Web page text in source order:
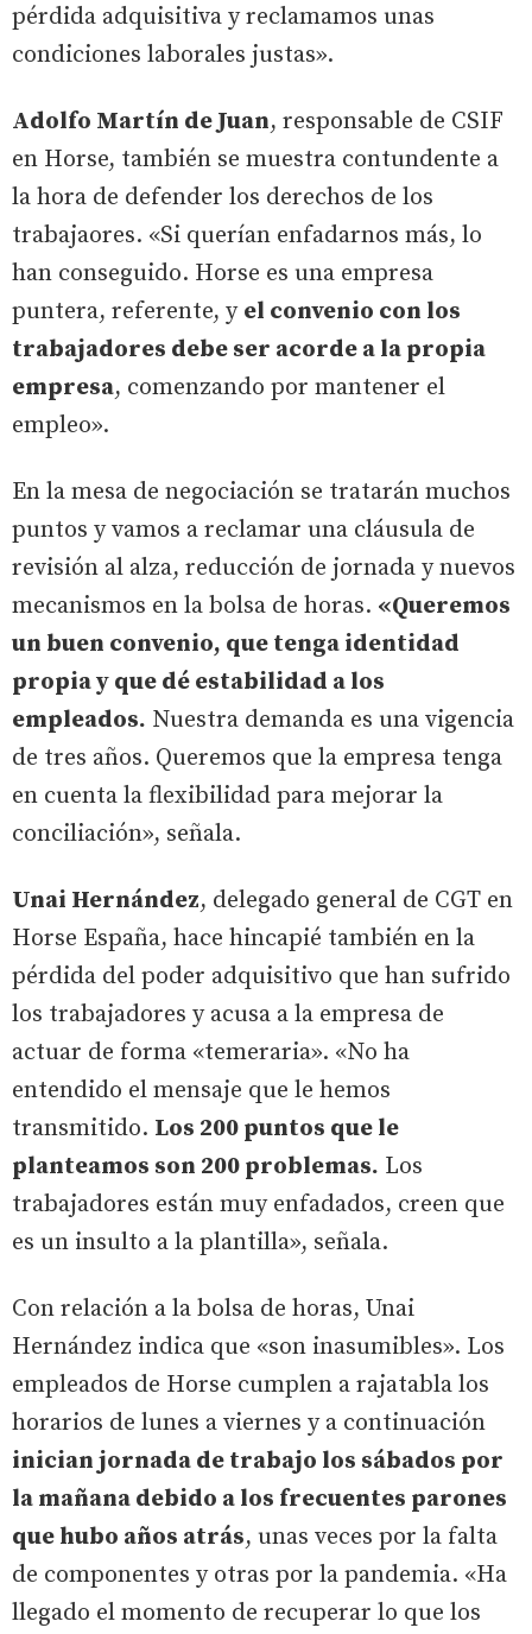
pérdida adquisitiva y reclamamos unas
condiciones laborales justas».
Adolfo Martín de Juan, responsable de CSIF
en Horse, también se muestra contundente a
la hora de defender los derechos de los
trabajaores. «Si querían enfadarnos más, lo
han conseguido. Horse es una empresa
puntera, referente, y el convenio con los
trabajadores debe ser acorde a la propia
empresa, comenzando por mantener el
empleo».
En la mesa de negociación se tratarán muchos
puntos y vamos a reclamar una cláusula de
revisión al alza, reducción de jornada y nuevos
mecanismos en la bolsa de horas. «Queremos
un buen convenio, que tenga identidad
propia y que dé estabilidad a los
empleados. Nuestra demanda es una vigencia
de tres años. Queremos que la empresa tenga
en cuenta la flexibilidad para mejorar la
conciliación», señala.
Unai Hernández, delegado general de CGT en
Horse España, hace hincapié también en la
pérdida del poder adquisitivo que han sufrido
los trabajadores y acusa a la empresa de
actuar de forma «temeraria». «No ha
entendido el mensaje que le hemos
transmitido. Los 200 puntos que le
planteamos son 200 problemas. Los
trabajadores están muy enfadados, creen que
es un insulto a la plantilla», señala.
Con relación a la bolsa de horas, Unai
Hernández indica que «son inasumibles». Los
empleados de Horse cumplen a rajatabla los
horarios de lunes a viernes y a continuación
inician jornada de trabajo los sábados por
la mañana debido a los frecuentes parones
que hubo años atrás, unas veces por la falta
de componentes y otras por la pandemia. «Ha
llegado el momento de recuperar lo que los